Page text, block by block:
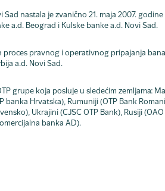
Sad nastala je zvanično 21. maja 2007.
a.d. Beograd i Kulske banke a.d. Novi Sad.
proces pravnog i operativnog pripajanja
a.d. Novi Sad.
grupe koja posluje u sledećim zemljama:
banka Hrvatska), Rumuniji (OTP Bank
Ukrajini (CJSC OTP Bank), Rusiji
banka AD).